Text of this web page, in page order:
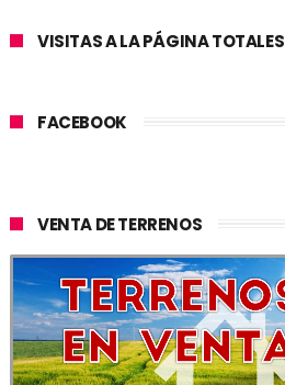
VISITAS A LA PÁGINA TOTALES
FACEBOOK
VENTA DE TERRENOS